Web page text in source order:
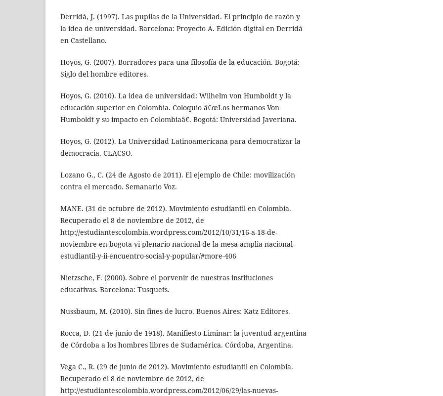
Derridá, J. (1997). Las pupilas de la Universidad. El principio de razón y
la idea de universidad. Barcelona: Proyecto A. Edición digital en Derridá
en Castellano.
Hoyos, G. (2007). Borradores para una filosofía de la educación. Bogotá:
Siglo del hombre editores.
Hoyos, G. (2010). La idea de universidad: Wilhelm von Humboldt y la
educación superior en Colombia. Coloquio â€œLos hermanos Von
Humboldt y su impacto en Colombiaâ€. Bogotá: Universidad Javeriana.
Hoyos, G. (2012). La Universidad Latinoamericana para democratizar la
democracia. CLACSO.
Lozano G., C. (24 de Agosto de 2011). El ejemplo de Chile: movilización
contra el mercado. Semanario Voz.
MANE. (31 de octubre de 2012). Movimiento estudiantil en Colombia.
Recuperado el 8 de noviembre de 2012, de
http://estudiantescolombia.wordpress.com/2012/10/31/16-a-18-de-
noviembre-en-bogota-vi-plenario-nacional-de-la-mesa-amplia-nacional-
estudiantil-y-ii-encuentro-social-y-popular/#more-406
Nietzsche, F. (2000). Sobre el porvenir de nuestras instituciones
educativas. Barcelona: Tusquets.
Nussbaum, M. (2010). Sin fines de lucro. Buenos Aires: Katz Editores.
Rocca, D. (21 de junio de 1918). Manifiesto Liminar: la juventud argentina
de Córdoba a los hombres libres de Sudamérica. Córdoba, Argentina.
Vega C., R. (29 de junio de 2012). Movimiento estudiantil en Colombia.
Recuperado el 8 de noviembre de 2012, de
http://estudiantescolombia.wordpress.com/2012/06/29/las-nuevas-